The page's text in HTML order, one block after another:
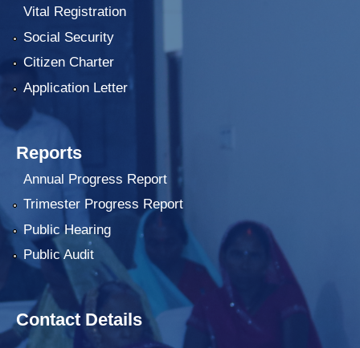
Vital Registration
Social Security
Citizen Charter
Application Letter
Reports
Annual Progress Report
Trimester Progress Report
Public Hearing
Public Audit
Contact Details